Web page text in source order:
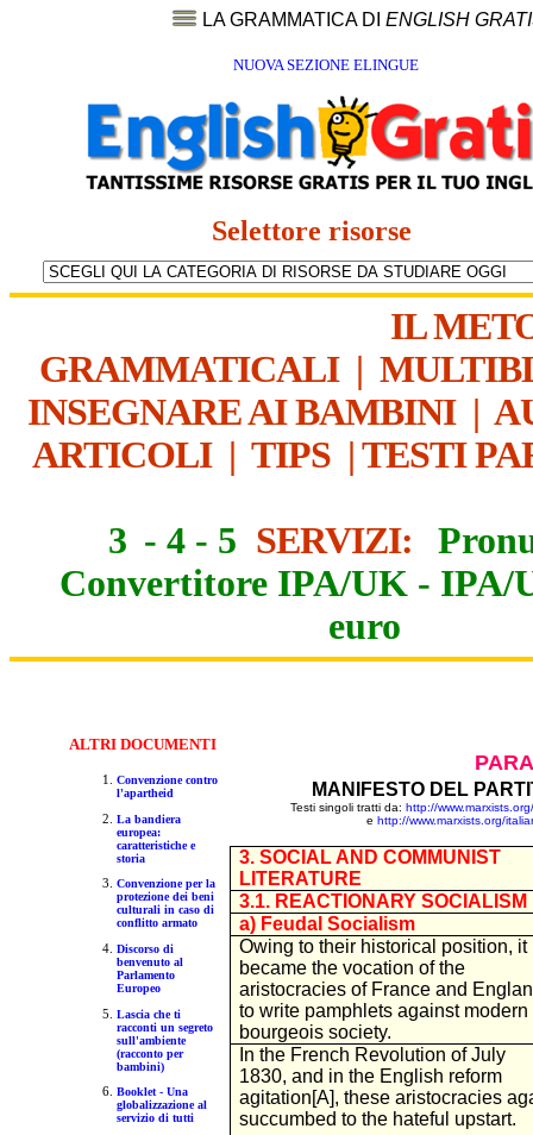
LA GRAMMATICA DI ENGLISH
NUOVA SEZIONE ELINGUE
Selettore risorse
IL
GRAMMATICALI|
INSEGNARE AI BAMBINI|
ARTICOLI| TIPS| TESTI
3 - 4 - 5 SERVIZI:
Convertitore IPA/UK - IPA/
euro
ALTRI DOCUMENTI
Convenzione contro
l'apartheid
La bandiera
europea:
caratteristiche e
storia
Convenzione per la
protezione dei beni
culturali in caso di
conflitto armato
Discorso di
benvenuto al
Parlamento
Europeo
Lascia che ti
racconti un segreto
sull'ambiente
(racconto per
bambini)
Booklet - Una
globalizzazione al
servizio di tutti
MANIFESTO DEL
Testi singoli tratti da: http://
e http://www.marxists.org/
3. SOCIAL AND COMMUNIST
LITERATURE
3.1. REACTIONARY SOCIALISM
a) Feudal Socialism
Owing to their historical position, it
became the vocation of the
aristocracies of France and
to write pamphlets against modern
bourgeois society.
In the French Revolution of July
1830, and in the English reform
agitation[A], these aristocracies
succumbed to the hateful upstart.